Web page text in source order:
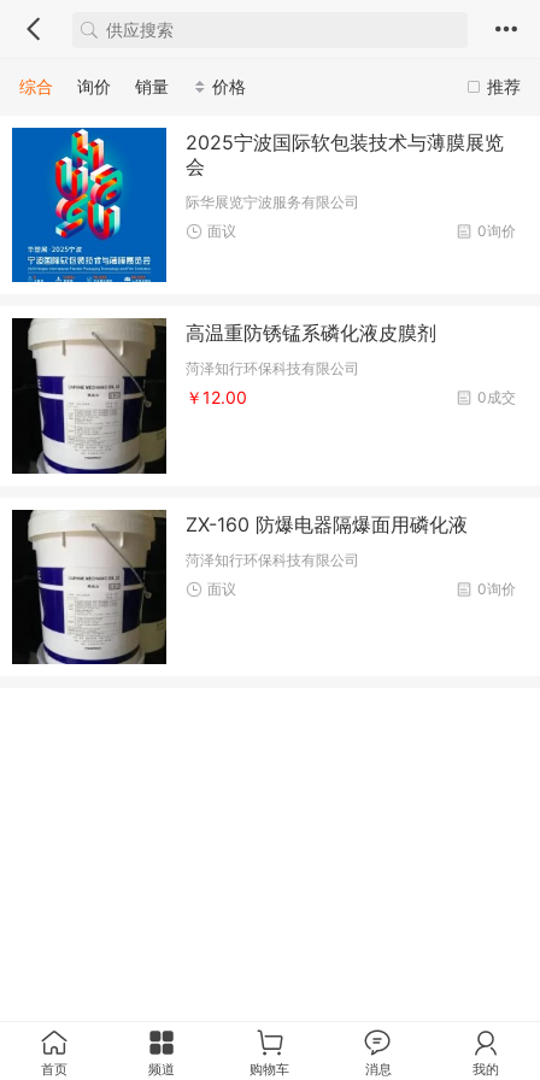
推荐
综合 询价 销量 价格
2025宁波国际软包装技术与薄膜展览
会
际华展览宁波服务有限公司
0询价
面议
高温重防锈锰系磷化液皮膜剂
菏泽知行环保科技有限公司
0成交
￥12.00
ZX-160 防爆电器隔爆面用磷化液
菏泽知行环保科技有限公司
0询价
面议
首页 频道 购物车 消息 我的